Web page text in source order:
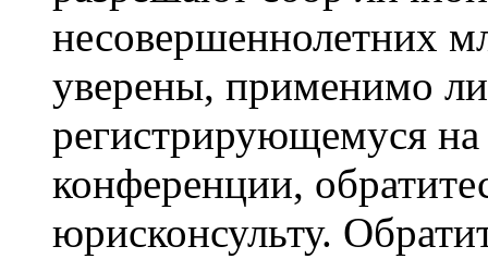
несовершеннолетних
уверены, применимо
регистрирующемуся
конференции,
юрисконсульту.